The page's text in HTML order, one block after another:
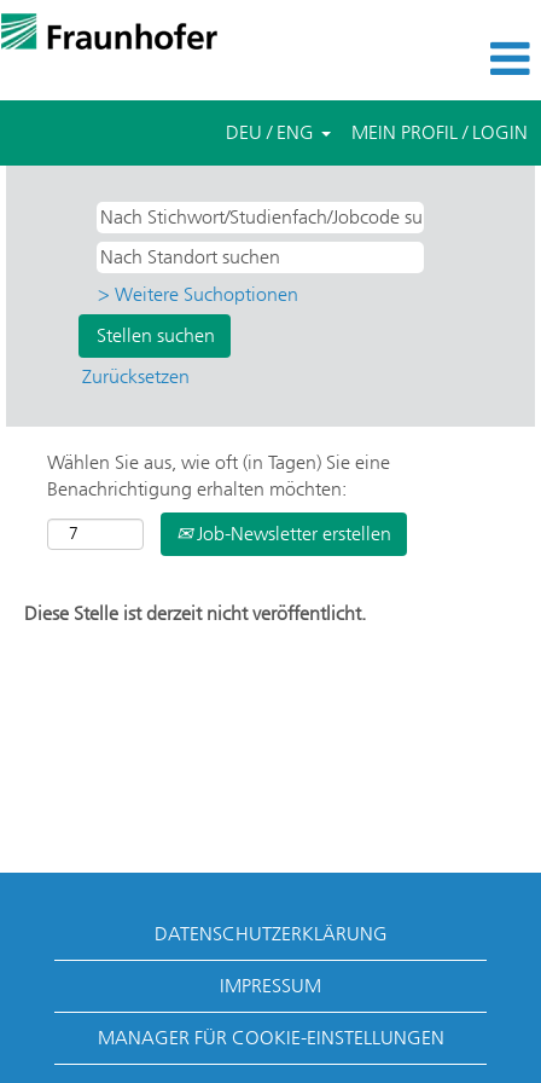
DEU / ENG MEIN PROFIL / LOGIN
> Weitere Suchoptionen
Zurücksetzen
Wählen Sie aus, wie oft (in Tagen) Sie eine
Benachrichtigung erhalten möchten:
Job-Newsletter erstellen
Diese Stelle ist derzeit nicht veröffentlicht.
DATENSCHUTZERKLÄRUNG
IMPRESSUM
MANAGER FÜR COOKIE-EINSTELLUNGEN